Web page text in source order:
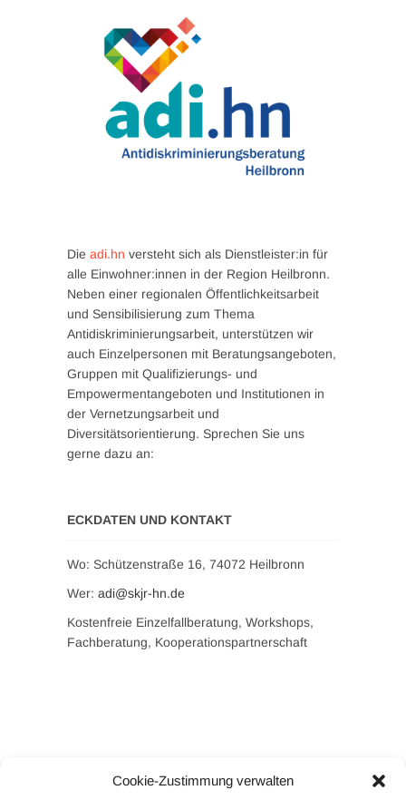
Cookie-Zustimmung verwalten
Die adi.hn versteht sich als Dienstleister:in für
alle Einwohner:innen in der Region Heilbronn.
Neben einer regionalen Öffentlichkeitsarbeit
und Sensibilisierung zum Thema
Antidiskriminierungsarbeit, unterstützen wir
auch Einzelpersonen mit Beratungsangeboten,
Gruppen mit Qualifizierungs- und
Empowermentangeboten und Institutionen in
der Vernetzungsarbeit und
Diversitätsorientierung. Sprechen Sie uns
gerne dazu an:
ECKDATEN UND KONTAKT
Wo: Schützenstraße 16, 74072 Heilbronn
Wer: adi@skjr-hn.de
Kostenfreie Einzelfallberatung, Workshops,
Fachberatung, Kooperationspartnerschaft